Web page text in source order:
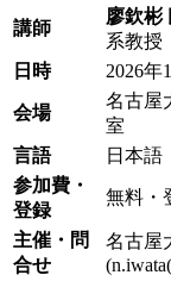
講師
廖欽彬
系教授
日時
2026年
会場
名古屋
室
言語
日本語
参加費・
登録
無料・
主催・問
合せ
名古屋